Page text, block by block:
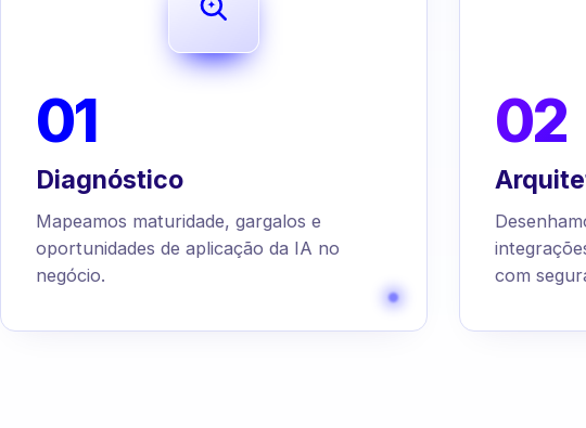
01
Diagnóstico
Mapeamos maturidade, gargalos e
oportunidades de aplicação da IA no
negócio.
02
com